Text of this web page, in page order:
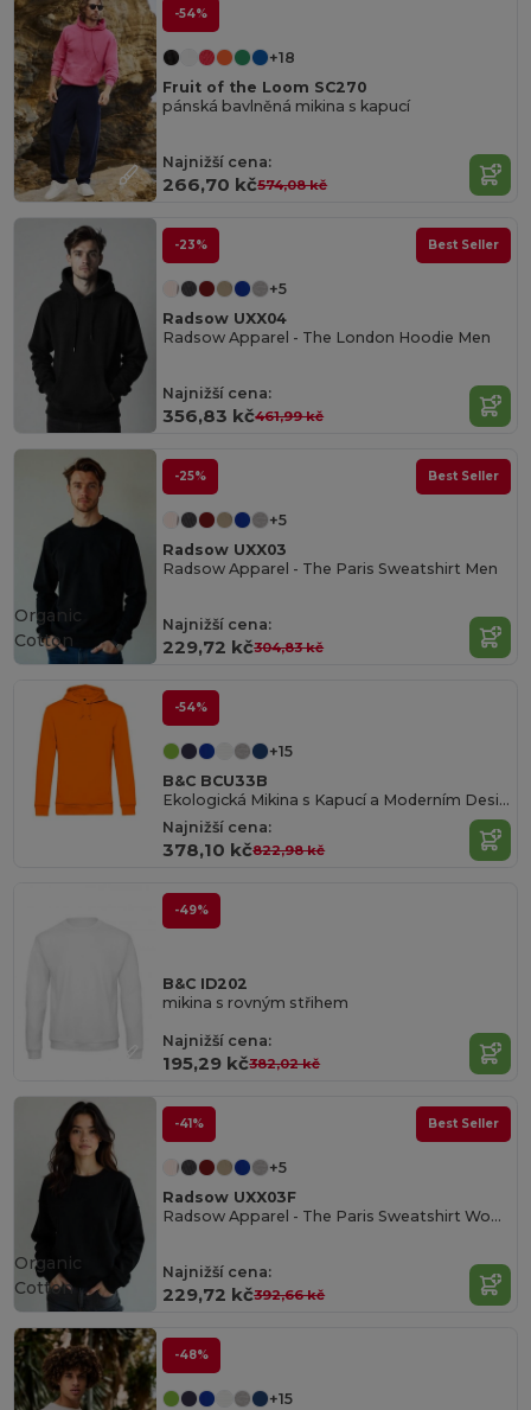
-54%
+18
Fruit of the Loom SC270
pánská bavlněná mikina s kapucí
Najnižší cena:
266,70 kč574,08 kč
-23% Best Seller
+5
Radsow UXX04
Radsow Apparel - The London Hoodie Men
Najnižší cena:
356,83 kč461,99 kč
-25% Best Seller
+5
Radsow UXX03
Radsow Apparel - The Paris Sweatshirt Men
Najnižší cena:
229,72 kč304,83 kč
Organic
Cotton
-54%
+15
B&C BCU33B
Ekologická Mikina s Kapucí a Moderním Designem
Najnižší cena:
378,10 kč822,98 kč
-49%
B&C ID202
mikina s rovným střihem
Najnižší cena:
195,29 kč382,02 kč
-41% Best Seller
+5
Radsow UXX03F
Radsow Apparel - The Paris Sweatshirt Women
Najnižší cena:
229,72 kč392,66 kč
Organic
Cotton
-48%
+15